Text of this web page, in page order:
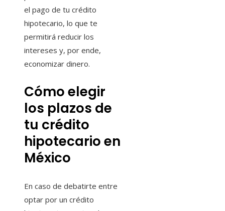
el pago de tu crédito
hipotecario, lo que te
permitirá reducir los
intereses y, por ende,
economizar dinero.
Cómo elegir
los plazos de
tu crédito
hipotecario en
México
En caso de debatirte entre
optar por un crédito